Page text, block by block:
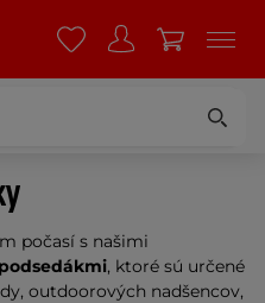
počasí s našimi
, ktoré sú určené
outdoorových nadšencov,